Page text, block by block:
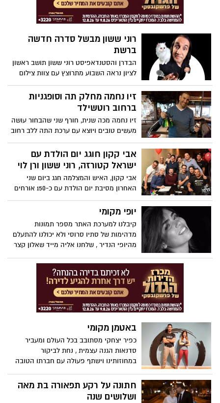
רוני ששון מבשל סדרה חדשה
ברשת
הבדרן והסטנדאפיסט רוני ששון תושב ראשון
לציון נראה השבוע מתרוצץ עם צוות צילום
בקריית ראשון כחלק מההשלמות לסדרת
האינטרנט החדשה שלו.
זיו נחמה מחלק תה וסופגניות
ברחוב רוטשילד
זיו נחמה מכה שנית, חורף שני שהבחור עושה
מעשים טובים ויוצא עם ערכת התה ללב רחוב
רוטשילד הקריר ומחמם את הלב לעוברים
והשבים...
אבי קקון חוגג יום הולדת עם
ישראל קטורזה, רוני ששון ורן לוי
אבי קקון, האיש והמצלמה חגג ביום שני
האחרון מסיבת יום הולדת עם כ-150 אורחים
במועדון הפטיפון בראשון לציון, על הבמה עלו
הזה אחר זה סוללת סטנדאפיסטים מהשורה
ששון, דורון רביץ, מיכל קירזון, והצמד צפריר
יופי מקומי
קיבלנו למערכת האתר מספר תמונות
מדהימות של סתיו סרוסי ולא יכולנו להתעלם
מהיופי הנדיר , שלחנו אליה מייד שאלון קצר
איתנו פעולה....אל תשכחו היכן ראיתם אותה
בפעם הראשונה.
באטמן מקומי
כפיר יצחקי מסתובב בכל העולם ומעביר
סדנאות הגנה עצמית , נחת לביקור
במחוזותינו וישתף פעולה עם חברתו הטובה
חתונה על רקע תפאורה בת מאה
ושלושים שנה